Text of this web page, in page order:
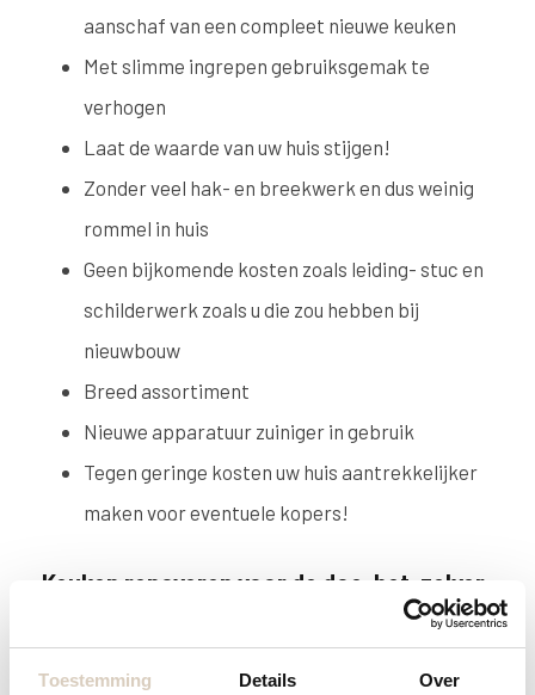
Toestemming Details Over
aanschaf van een compleet nieuwe keuken
Met slimme ingrepen gebruiksgemak te
verhogen
Laat de waarde van uw huis stijgen!
Zonder veel hak- en breekwerk en dus weinig
rommel in huis
Geen bijkomende kosten zoals leiding- stuc en
schilderwerk zoals u die zou hebben bij
nieuwbouw
Breed assortiment
Nieuwe apparatuur zuiniger in gebruik
Tegen geringe kosten uw huis aantrekkelijker
maken voor eventuele kopers!
Keuken renoveren voor de doe-het-zelver
te renoveren? Of wilt u geld uitsparen om te